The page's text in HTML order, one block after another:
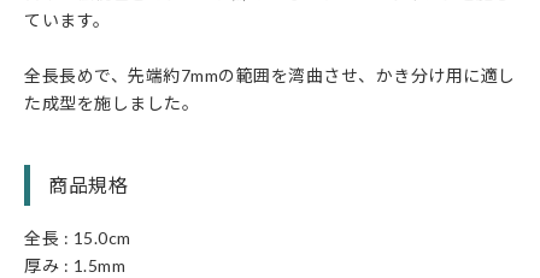
ています。
全長長めで、先端約7mmの範囲を湾曲させ、かき分け用に適し
た成型を施しました。
商品規格
全長 : 15.0cm
厚み : 1.5mm